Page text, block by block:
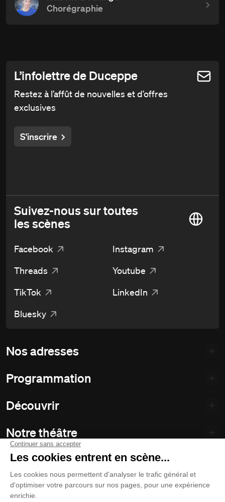
Chorégraphie
L’infolettre de Duceppe
Restez à l’affût de nouvelles et d’offres
exclusives
S'inscrire
Suivez-nous sur toutes
les scènes
Facebook
Instagram
Threads
Youtube
TikTok
LinkedIn
Bluesky
Nos adresses
Programmation
Découvrir
Notre théâtre
Philanthropie et partenariats
Nos politiques